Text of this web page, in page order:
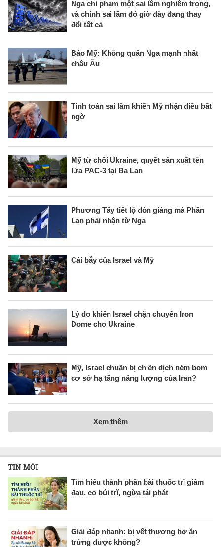
Nga chỉ phạm một sai lầm nghiêm trọng,
và chính sai lầm đó giờ đây đang thay
đổi tất cả
Báo Mỹ: Không quân Nga mạnh nhất
châu Âu
Tính toán sai lầm khiến Mỹ nhận điều bất
ngờ
Mỹ từ chối Ukraine, quyết sản xuất tên
lửa PAC-3 tại Ba Lan
Phương Tây tiết lộ đòn giáng mà Phần
Lan phải nhận từ Nga
Cái bẫy của Israel và Mỹ
Lý do khiến Israel chặn chuyển Iron
Dome cho Ukraine
Mỹ, Israel chuẩn bị chiến dịch ném bom
cơ sở hạ tầng năng lượng của Iran?
Xem thêm
TIN MỚI
Tìm hiểu thành phần bài thuốc trĩ giảm
đau, co búi trĩ, ngừa tái phát
Giải đáp nhanh: bị vết thương hở ăn
trứng được không?